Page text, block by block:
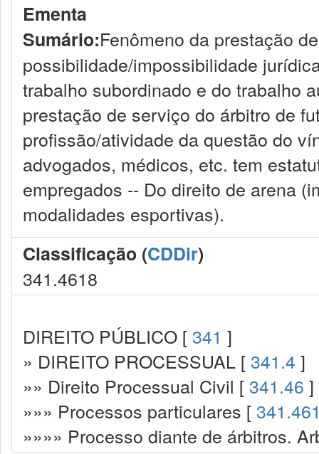
Ementa
Sumário:Fenômeno da prestação
possibilidade/impossibilidade
trabalho subordinado e do trabalho
prestação de serviço do árbitro de
profissão/atividade da questão do
advogados, médicos, etc. tem
empregados -- Do direito de arena
modalidades esportivas).
Classificação (CDDir)
341.4618
DIREITO PÚBLICO [ 341 ]
» DIREITO PROCESSUAL [ 341.4 ]
»» Direito Processual Civil [ 341.46 ]
»»» Processos particulares [
»»»» Processo diante de árbitros.